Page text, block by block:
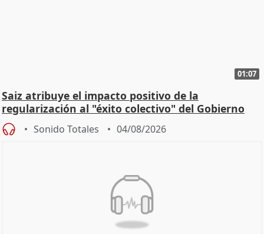
01:07
Saiz atribuye el impacto positivo de la
regularización al "éxito colectivo" del Gobierno
Sonido Totales 04/08/2026